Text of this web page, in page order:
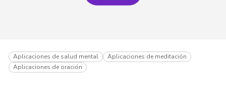
Donar
Aplicaciones de salud mental
Aplicaciones de meditación
Aplicaciones de oración